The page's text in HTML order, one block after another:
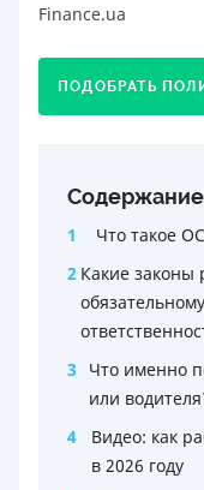
Finance.ua
ПОДОБРАТЬ
Содержание
1
Что такое
2 Какие законы
3
Что именно
или
4
Видео: как
в 2026 году